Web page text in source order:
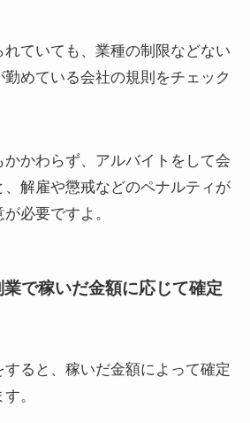
ていても、業種の制限などない
めている会社の規則をチェック
かわらず、アルバイトをして会
解雇や懲戒などのペナルティが
必要ですよ。
で稼いだ金額に応じて確定
ると、 稼いだ金額によって確定
。